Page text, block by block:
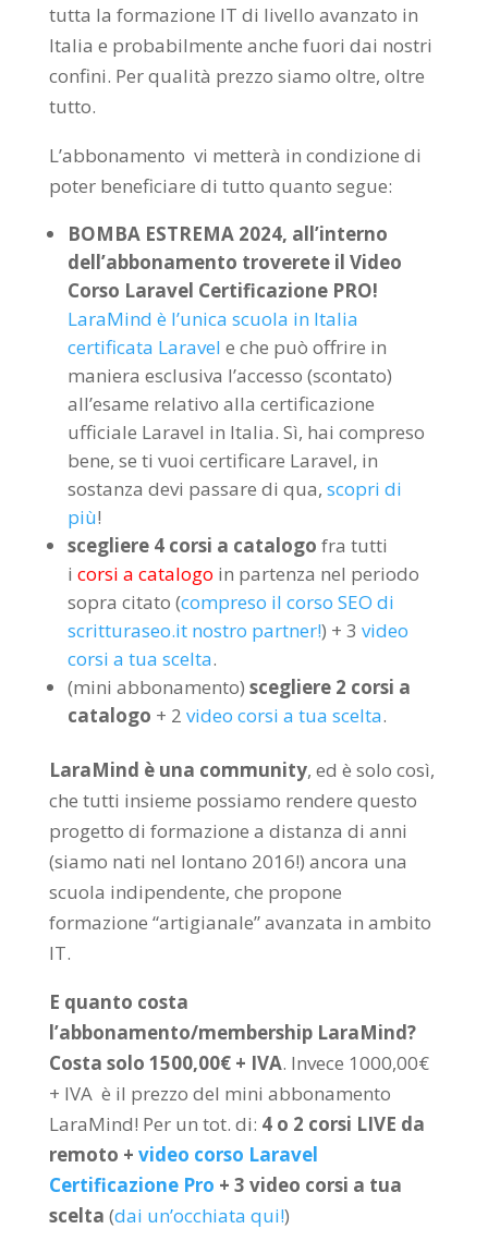
tutta la formazione IT di livello avanzato in
Italia e probabilmente anche fuori dai nostri
confini. Per qualità prezzo siamo oltre, oltre
tutto.
L’abbonamento vi metterà in condizione di
poter beneficiare di tutto quanto segue:
BOMBA ESTREMA 2024, all’interno
dell’abbonamento troverete il Video
Corso Laravel Certificazione PRO!
LaraMind è l’unica scuola in Italia
certificata Laravel e che può offrire in
maniera esclusiva l’accesso (scontato)
all’esame relativo alla certificazione
ufficiale Laravel in Italia. Sì, hai compreso
bene, se ti vuoi certificare Laravel, in
sostanza devi passare di qua, scopri di
più!
scegliere 4 corsi a catalogo fra tutti
i corsi a catalogo in partenza nel periodo
sopra citato (compreso il corso SEO di
scritturaseo.it nostro partner!) + 3 video
corsi a tua scelta.
(mini abbonamento) scegliere 2 corsi a
catalogo + 2 video corsi a tua scelta.
LaraMind è una community, ed è solo così,
che tutti insieme possiamo rendere questo
progetto di formazione a distanza di anni
(siamo nati nel lontano 2016!) ancora una
scuola indipendente, che propone
formazione “artigianale” avanzata in ambito
IT.
E quanto costa
l’abbonamento/membership LaraMind?
Costa solo 1500,00€ + IVA. Invece 1000,00€
+ IVA è il prezzo del mini abbonamento
LaraMind! Per un tot. di: 4 o 2 corsi LIVE da
remoto + video corso Laravel
Certificazione Pro + 3 video corsi a tua
scelta (dai un’occhiata qui!)